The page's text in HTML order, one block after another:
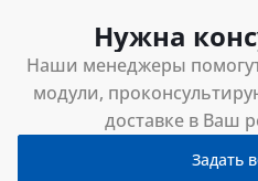
Нужна
Наши менеджеры
модули,
доставке в Ваш
Задать